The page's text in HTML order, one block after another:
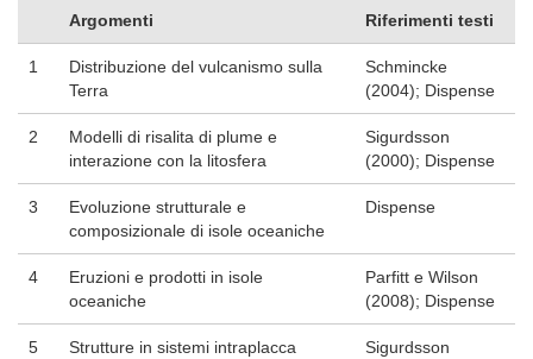
Argomenti Riferimenti testi
1
Distribuzione del vulcanismo sulla
Terra
Schmincke
(2004); Dispense
2
Modelli di risalita di plume e
interazione con la litosfera
Sigurdsson
(2000); Dispense
3
Evoluzione strutturale e
composizionale di isole oceaniche
Dispense
4
Eruzioni e prodotti in isole
oceaniche
Parfitt e Wilson
(2008); Dispense
5
Strutture in sistemi intraplacca
Sigurdsson